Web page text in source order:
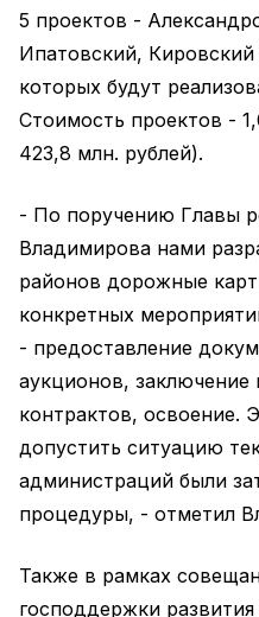
5 проектов -
Ипатовский,
которых будут
Стоимость проектов -
423,8 млн. рублей).
- По поручению Главы
Владимирова нами
районов дорожные
конкретных
- предоставление
аукционов,
контрактов, освоение.
допустить ситуацию
администраций были
процедуры, - отметил
Также в рамках
господдержки